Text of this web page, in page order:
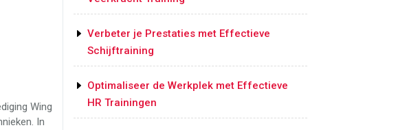
Wing
In
Verbeter je Prestaties met Effectieve
Schijftraining
Optimaliseer de Werkplek met Effectieve
HR Trainingen